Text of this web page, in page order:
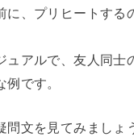
に、プリヒートする
ュアルで、友人同士
です。
問文を見てみましょ